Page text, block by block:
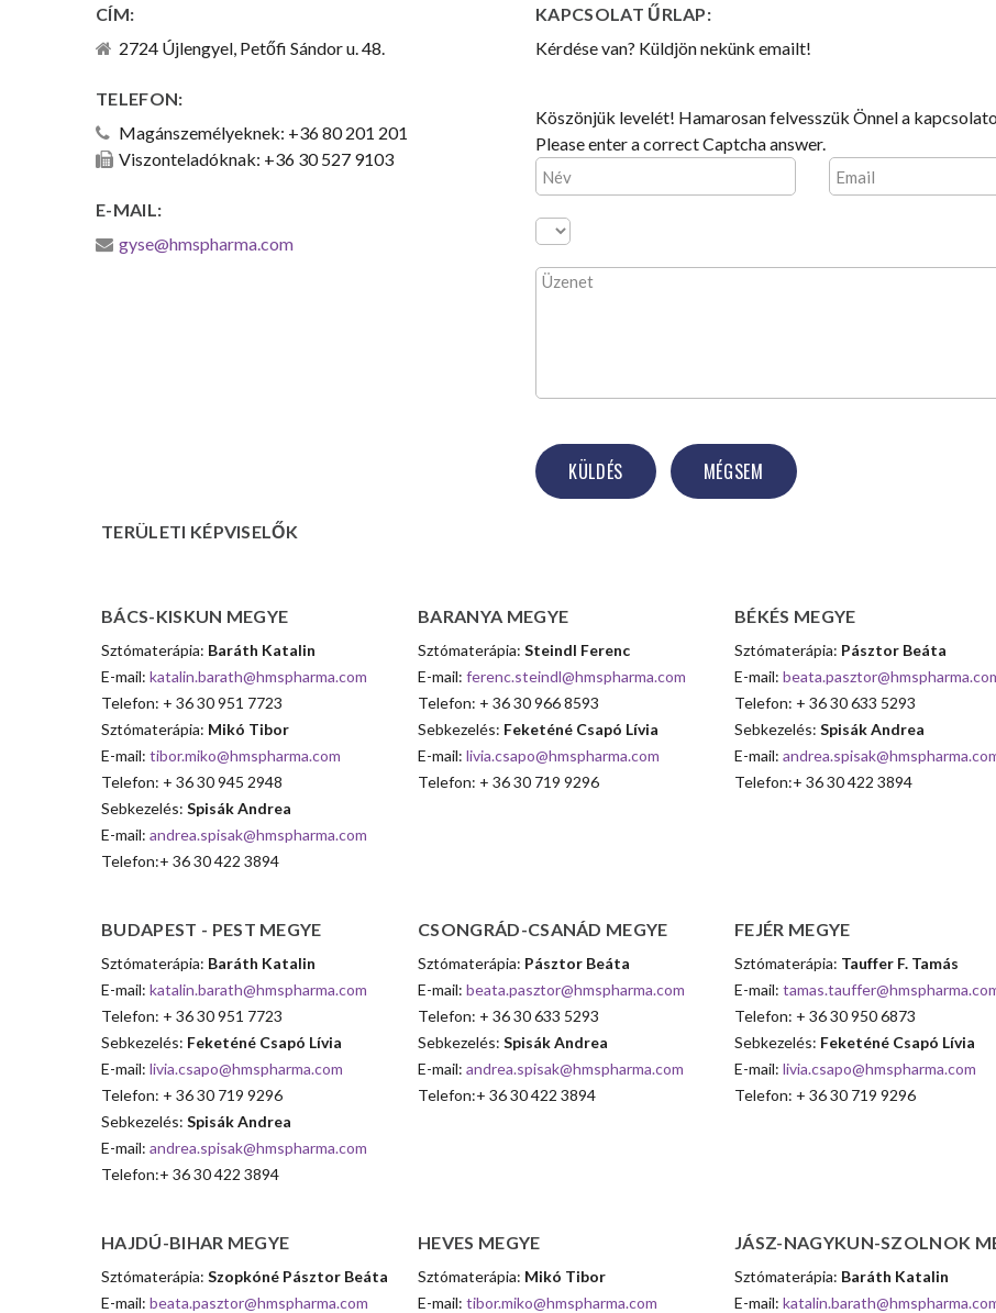
CÍM:
2724 Újlengyel, Petőfi Sándor u. 48.
TELEFON:
Magánszemélyeknek: +36 80 201 201
Viszonteladóknak: +36 30 527 9103
E-MAIL:
gyse@hmspharma.com
KAPCSOLAT ŰRLAP:
Kérdése van? Küldjön nekünk emailt!
Köszönjük levelét! Hamarosan felvesszük Önnel a
Please enter a correct Captcha answer.
KÜLDÉS MÉGSEM
TERÜLETI KÉPVISELŐK
BÁCS-KISKUN MEGYE
Sztómaterápia: Baráth Katalin
E-mail: katalin.barath@hmspharma.com
Telefon: + 36 30 951 7723
Sztómaterápia: Mikó Tibor
E-mail: tibor.miko@hmspharma.com
Telefon: + 36 30 945 2948
Sebkezelés: Spisák Andrea
E-mail: andrea.spisak@hmspharma.com
Telefon:+ 36 30 422 3894
BARANYA MEGYE
Sztómaterápia: Steindl Ferenc
E-mail: ferenc.steindl@hmspharma.com
Telefon: + 36 30 966 8593
Sebkezelés: Feketéné Csapó Lívia
E-mail: livia.csapo@hmspharma.com
Telefon: + 36 30 719 9296
BÉKÉS MEGYE
Sztómaterápia: Pásztor Beáta
E-mail:
Telefon: + 36 30 633 5293
Sebkezelés: Spisák Andrea
E-mail:
Telefon:+ 36 30 422 3894
BUDAPEST - PEST MEGYE
Sztómaterápia: Baráth Katalin
E-mail: katalin.barath@hmspharma.com
Telefon: + 36 30 951 7723
Sebkezelés: Feketéné Csapó Lívia
E-mail: livia.csapo@hmspharma.com
Telefon: + 36 30 719 9296
Sebkezelés: Spisák Andrea
E-mail: andrea.spisak@hmspharma.com
Telefon:+ 36 30 422 3894
CSONGRÁD-CSANÁD MEGYE
Sztómaterápia: Pásztor Beáta
E-mail: beata.pasztor@hmspharma.com
Telefon: + 36 30 633 5293
Sebkezelés: Spisák Andrea
E-mail: andrea.spisak@hmspharma.com
Telefon:+ 36 30 422 3894
FEJÉR MEGYE
Sztómaterápia: Tauffer F. Tamás
E-mail:
Telefon: + 36 30 950 6873
Sebkezelés: Feketéné Csapó Lívia
E-mail: livia.csapo@hmspharma.com
Telefon: + 36 30 719 9296
HAJDÚ-BIHAR MEGYE
Sztómaterápia: Szopkóné Pásztor Beáta
E-mail: beata.pasztor@hmspharma.com
HEVES MEGYE
Sztómaterápia: Mikó Tibor
E-mail: tibor.miko@hmspharma.com
JÁSZ-NAGYKUN-SZOLNOK
Sztómaterápia: Baráth Katalin
E-mail: